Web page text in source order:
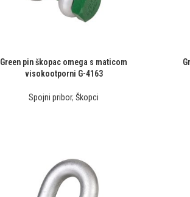
Green pin škopac omega s maticom
visokootporni G-4163
Spojni pribor,Škopci